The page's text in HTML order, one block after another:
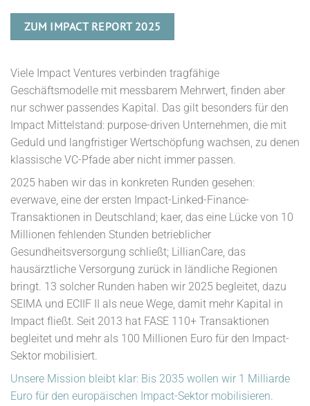
ZUM IMPACT REPORT 2025
Viele Impact Ventures verbinden tragfähige
Geschäftsmodelle mit messbarem Mehrwert, finden aber
nur schwer passendes Kapital. Das gilt besonders für den
Impact Mittelstand: purpose-driven Unternehmen, die mit
Geduld und langfristiger Wertschöpfung wachsen, zu denen
klassische VC-Pfade aber nicht immer passen.
2025 haben wir das in konkreten Runden gesehen:
everwave, eine der ersten Impact-Linked-Finance-
Transaktionen in Deutschland; kaer, das eine Lücke von 10
Millionen fehlenden Stunden betrieblicher
Gesundheitsversorgung schließt; LillianCare, das
hausärztliche Versorgung zurück in ländliche Regionen
bringt. 13 solcher Runden haben wir 2025 begleitet, dazu
SEIMA und ECIIF II als neue Wege, damit mehr Kapital in
Impact fließt. Seit 2013 hat FASE 110+ Transaktionen
begleitet und mehr als 100 Millionen Euro für den Impact-
Sektor mobilisiert.
Unsere Mission bleibt klar: Bis 2035 wollen wir 1 Milliarde
Euro für den europäischen Impact-Sektor mobilisieren.